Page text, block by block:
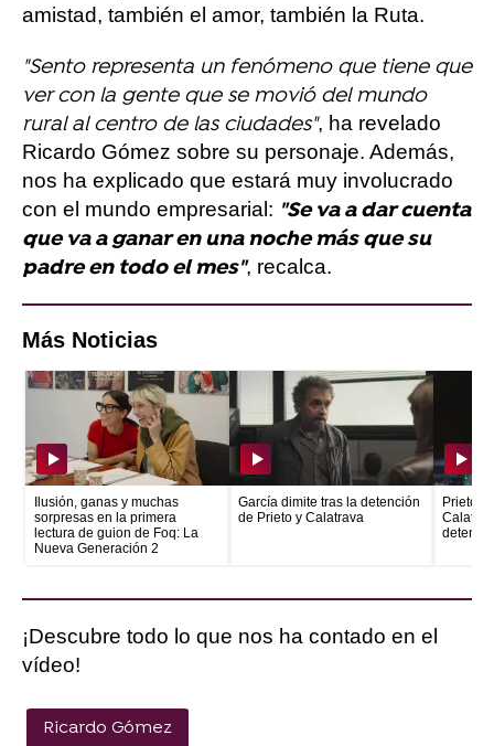
amistad, también el amor, también la Ruta.
"Sento representa un fenómeno que tiene que
ver con la gente que se movió del mundo
rural al centro de las ciudades", ha revelado
Ricardo Gómez sobre su personaje. Además,
nos ha explicado que estará muy involucrado
con el mundo empresarial: "Se va a dar cuenta
que va a ganar en una noche más que su
padre en todo el mes", recalca.
Más Noticias
Ilusión, ganas y muchas
sorpresas en la primera
lectura de guion de Foq: La
Nueva Generación 2
García dimite tras la detención
de Prieto y Calatrava
Prieto
¡Descubre todo lo que nos ha contado en el
vídeo!
Ricardo Gómez